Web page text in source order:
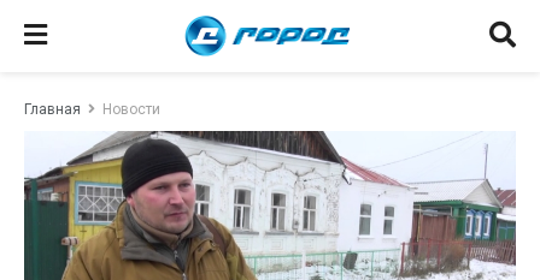
Главная Новости